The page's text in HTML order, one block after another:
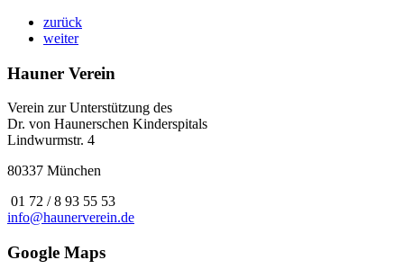
zurück
weiter
Hauner Verein
Verein zur Unterstützung des
Dr. von Haunerschen Kinderspitals
Lindwurmstr. 4
80337 München
01 72 / 8 93 55 53
info@haunerverein.de
Google Maps